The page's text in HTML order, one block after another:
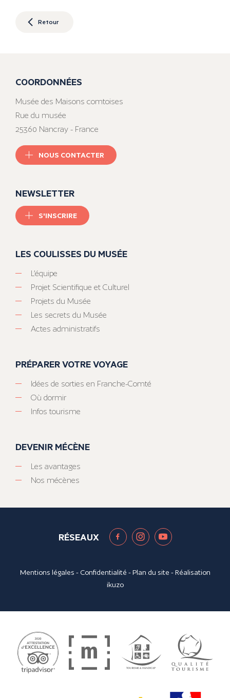
Retour
COORDONNÉES
Musée des Maisons comtoises
Rue du musée
25360 Nancray - France
NOUS CONTACTER
NEWSLETTER
S'INSCRIRE
LES COULISSES DU MUSÉE
L’équipe
Projet Scientifique et Culturel
Projets du Musée
Les secrets du Musée
Actes administratifs
PRÉPARER VOTRE VOYAGE
Idées de sorties en Franche-Comté
Où dormir
Infos tourisme
DEVENIR MÉCÈNE
Les avantages
Nos mécènes
RÉSEAUX
Mentions légales - Confidentialité -Plan du site - Réalisation
ikuzo